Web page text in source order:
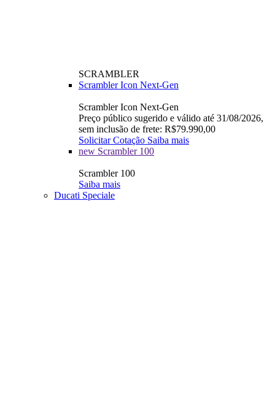
SCRAMBLER
Scrambler Icon Next-Gen
Scrambler Icon Next-Gen
Preço público sugerido e válido até 31/08/2026,
sem inclusão de frete: R$79.990,00
Solicitar Cotação Saiba mais
new Scrambler 100
Scrambler 100
Saiba mais
Ducati Speciale